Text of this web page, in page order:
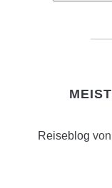
Reiseblog